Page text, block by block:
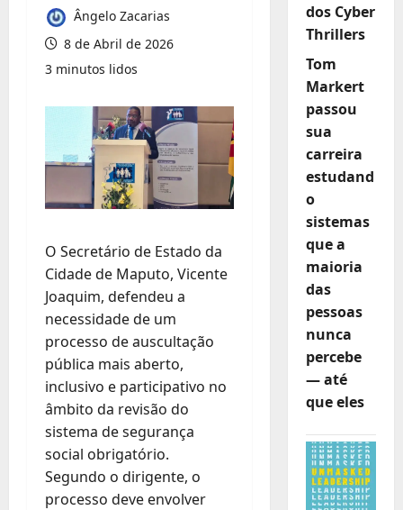
Ângelo Zacarias
8 de Abril de 2026
3 minutos lidos
O Secretário de Estado da
Cidade de Maputo, Vicente
Joaquim, defendeu a
necessidade de um
processo de auscultação
pública mais aberto,
inclusivo e participativo no
âmbito da revisão do
sistema de segurança
social obrigatório.
Segundo o dirigente, o
processo deve envolver
dos Cyber
Thrillers
Tom
Markert
passou
sua
carreira
estudand
o
sistemas
que a
maioria
das
pessoas
nunca
percebe
— até
que eles